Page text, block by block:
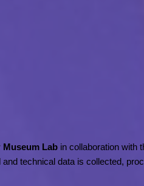
Museum Lab in collaboration with
technical data is collected,